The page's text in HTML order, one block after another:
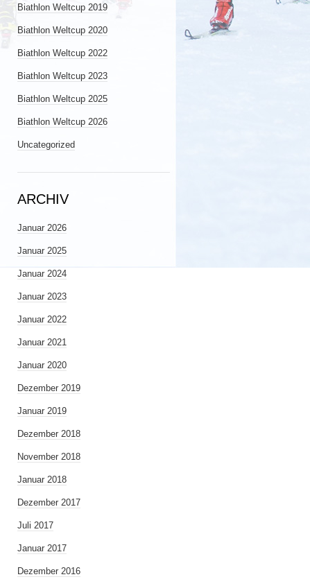
Biathlon Weltcup 2019
Biathlon Weltcup 2020
Biathlon Weltcup 2022
Biathlon Weltcup 2023
Biathlon Weltcup 2025
Biathlon Weltcup 2026
Uncategorized
ARCHIV
Januar 2026
Januar 2025
Januar 2024
Januar 2023
Januar 2022
Januar 2021
Januar 2020
Dezember 2019
Januar 2019
Dezember 2018
November 2018
Januar 2018
Dezember 2017
Juli 2017
Januar 2017
Dezember 2016